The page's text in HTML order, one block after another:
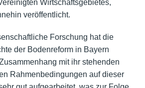
Wirtschaftsgebietes,
veröffentlicht.
Forschung hat die
der Bodenreform in Bayern
mit ihr stehenden
Rahmenbedingungen auf dieser